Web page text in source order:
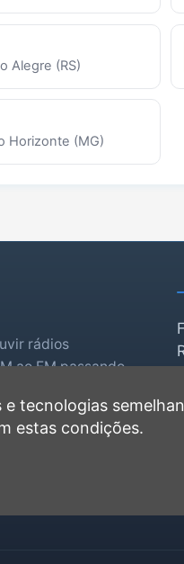
Alegre (RS)
Horizonte (MG)
rádios
ao FM passando
tecnologias
estas condições.